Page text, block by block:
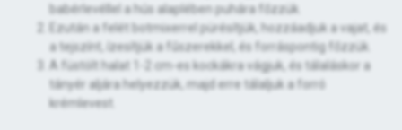
babérlevéllel a hús alaplében puhára főzzük.
Ezután a felét botmixerrel pürésítjük, hozzáadjuk a vajat, és
a tejszínt, ízesítjük a fűszerekkel, és forráspontig főzzük.
A füstölt halat 1-2 cm-es kockákra vágjuk, és tálaláskor a
tányér aljára helyezzük, majd erre tálaljuk a forró
krémlevest.